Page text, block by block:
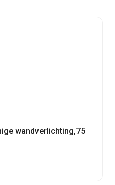
wandverlichting,75